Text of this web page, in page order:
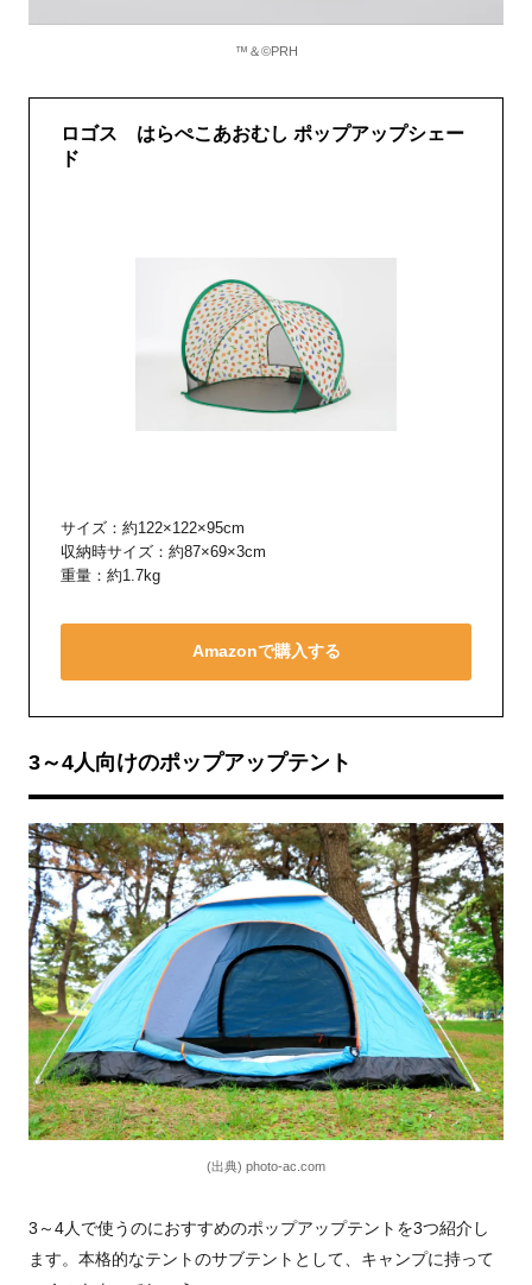
™＆©PRH
ロゴス はらぺこあおむし ポップアップシェー
ド
サイズ：約122×122×95cm
収納時サイズ：約87×69×3cm
重量：約1.7kg
Amazonで購入する
3～4人向けのポップアップテント
(出典) photo-ac.com
3～4人で使うのにおすすめのポップアップテントを3つ紹介し
ます。本格的なテントのサブテントとして、キャンプに持って